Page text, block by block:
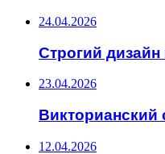
24.04.2026
Строгий
23.04.2026
Викторианский
12.04.2026